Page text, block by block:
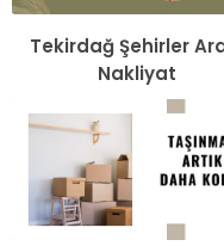
Tekirdağ Şehirler
Nakliyat